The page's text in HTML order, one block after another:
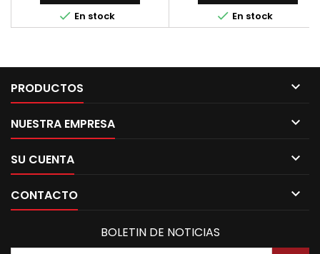
 En stock  En stock
PRODUCTOS 
NUESTRA EMPRESA 
SU CUENTA 
CONTACTO 
BOLETIN DE NOTICIAS